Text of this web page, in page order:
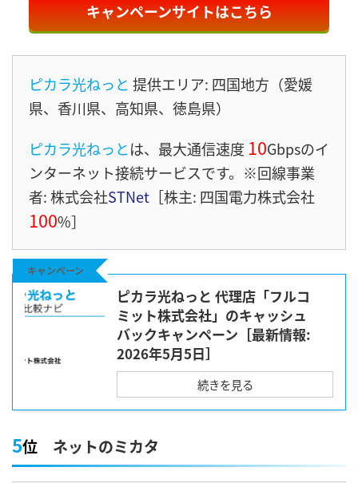
キャンペーンサイトはこちら
ピカラ光ねっと 提供エリア: 四国地方（愛媛
県、香川県、高知県、徳島県）
ピカラ光ねっとは、最大通信速度 10Gbpsのイ
ンターネット接続サービスです。※回線事業
者: 株式会社STNet ［株主: 四国電力株式会社
100%］
キャンペーン
ピカラ光ねっと 代理店「フルコ
ミット株式会社」のキャッシュ
バックキャンペーン［最新情報:
2026年5月5日］
続きを見る
5位 ネットのミカタ